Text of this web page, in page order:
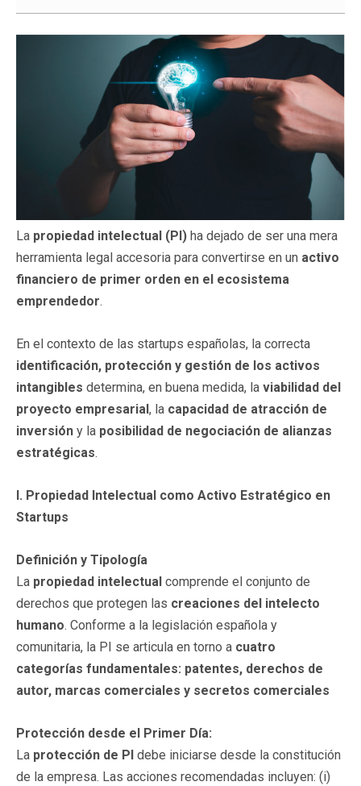
La propiedad intelectual (PI) ha dejado de ser una mera
herramienta legal accesoria para convertirse en un activo
financiero de primer orden en el ecosistema
emprendedor.
En el contexto de las startups españolas, la correcta
identificación, protección y gestión de los activos
intangibles determina, en buena medida, la viabilidad del
proyecto empresarial, la capacidad de atracción de
inversión y la posibilidad de negociación de alianzas
estratégicas.
I. Propiedad Intelectual como Activo Estratégico en
Startups
Definición y Tipología
La propiedad intelectual comprende el conjunto de
derechos que protegen las creaciones del intelecto
humano. Conforme a la legislación española y
comunitaria, la PI se articula en torno a cuatro
categorías fundamentales: patentes, derechos de
autor, marcas comerciales y secretos comerciales
Protección desde el Primer Día:
La protección de PI debe iniciarse desde la constitución
de la empresa. Las acciones recomendadas incluyen: (i)